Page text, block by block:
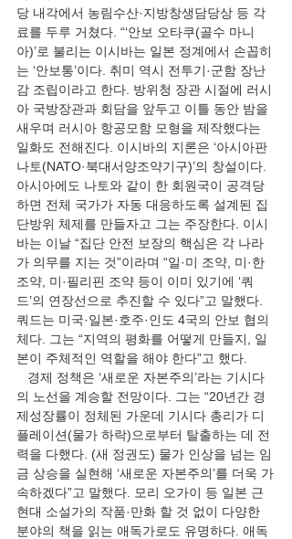
당 내각에서 농림수산·지방창생담당상 등 각
료를 두루 거쳤다. “‘안보 오타쿠(골수 마니
아)’로 불리는 이시바는 일본 정계에서 손꼽히
는 ‘안보통’이다. 취미 역시 전투기·군함 장난
감 조립이라고 한다. 방위청 장관 시절에 러시
아 국방장관과 회담을 앞두고 이틀 동안 밤을
새우며 러시아 항공모함 모형을 제작했다는
일화도 전해진다. 이시바의 지론은 ‘아시아판
나토(NATO·북대서양조약기구)’의 창설이다.
아시아에도 나토와 같이 한 회원국이 공격당
하면 전체 국가가 자동 대응하도록 설계된 집
단방위 체제를 만들자고 그는 주장한다. 이시
바는 이날 “집단 안전 보장의 핵심은 각 나라
가 의무를 지는 것”이라며 “일·미 조약, 미·한
조약, 미·필리핀 조약 등이 이미 있기에 ‘쿼
드’의 연장선으로 추진할 수 있다”고 말했다.
쿼드는 미국·일본·호주·인도 4국의 안보 협의
체다. 그는 “지역의 평화를 어떻게 만들지, 일
본이 주체적인 역할을 해야 한다”고 했다.
경제 정책은 ‘새로운 자본주의’라는 기시다
의 노선을 계승할 전망이다. 그는 “20년간 경
제성장률이 정체된 가운데 기시다 총리가 디
플레이션(물가 하락)으로부터 탈출하는 데 전
력을 다했다. (새 정권도) 물가 인상을 넘는 임
금 상승을 실현해 ‘새로운 자본주의’를 더욱 가
속하겠다”고 말했다. 모리 오가이 등 일본 근
현대 소설가의 작품·만화 할 것 없이 다양한
분야의 책을 읽는 애독가로도 유명하다. 애독